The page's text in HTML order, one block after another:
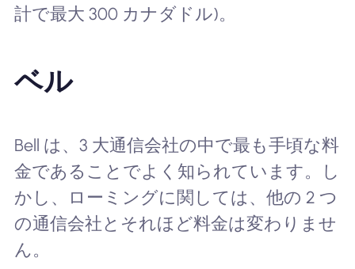
計で最大 300 カナダドル)。
ベル
Bell は、3 大通信会社の中で最も手頃な料
金であることでよく知られています。し
かし、ローミングに関しては、他の 2 つ
の通信会社とそれほど料金は変わりませ
ん。